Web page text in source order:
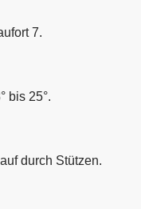
7.
bis 25°.
durch Stützen.